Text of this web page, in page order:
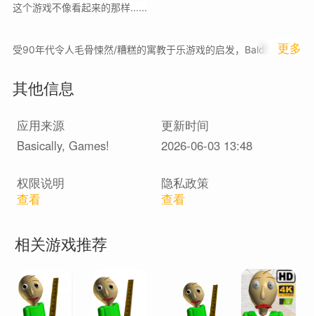
这个游戏不像看起来的那样......
受90年代令人毛骨悚然/糟糕的寓教于乐游戏的启发，Baldi's
的目标是收集七个笔记本，然后逃离学校，但这说起来容易做起来
键！
这个游戏有两种模式，故事模式和无尽模式！
• 故事模式要求您收集7个笔记本，然后逃离学校以获胜。您收集的
笔记本越多，Baldi 就会变得越快！简单，但非常具有挑战性。
1 更多
其他信息
应用来源
更新时间
Basically, Games!
2026-06-03 13:48
权限说明
查看
隐私政策
查看
相关游戏推荐